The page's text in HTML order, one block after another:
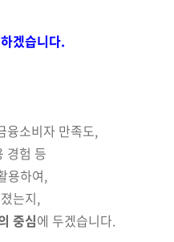
겠습니다.
융소비자 만족도,
경험 등
용하여,
는지,
중심에 두겠습니다.